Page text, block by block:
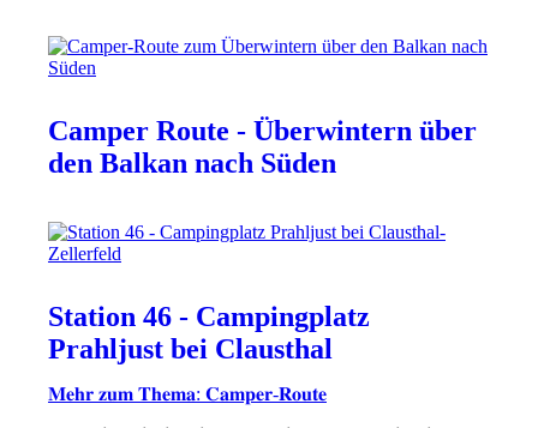
Camper Route - Überwintern über
den Balkan nach Süden
Station 46 - Campingplatz
Prahljust bei Clausthal
𝐌𝐞𝐡𝐫 𝐳𝐮𝐦 𝐓𝐡𝐞𝐦𝐚: 𝐂𝐚𝐦𝐩𝐞𝐫-𝐑𝐨𝐮𝐭𝐞